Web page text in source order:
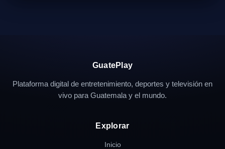
GuatePlay
Plataforma digital de entretenimiento, deportes y televisión en
vivo para Guatemala y el mundo.
Explorar
Inicio